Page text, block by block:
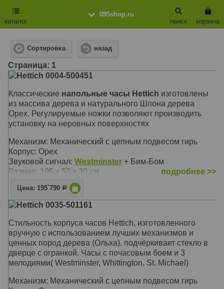
095shop.ru
каталог
корзина
поиск
Сортировка назад
Cтраница: 1
Hettich 0004-500451
Классические напольные часы Hettich изготовлены
из массива дерева и натурального Шпона дерева
Орех. Регулируемые ножки позволяют производить
установку на неровных поверхностях
Механизм: Механический с цепным подвесом гирь
Корпус: Орех
Звуковой сигнал: Westminster + Бим-Бом
Размер: 195 х 53 х 30 см
подробнее >>
Цена: 195`790 Р
Hettich 0035-501161
Стильность корпуса часов Hettich, изготовленного
вручную с использованием лучших механизмов и
ценных пород дерева (Ольха), подчёркивает стекло в
дверце с огранкой. Часы с почасовым боем и 3
мелодиями( Westminster, Whittington, St. Michael)
Механизм: Механический с цепным подвесом гирь